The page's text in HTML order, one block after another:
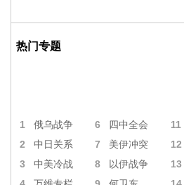
热门专题
1 俄乌战争 6 四中全会 11
2 中日关系 7 美伊冲突 12
3 中美冷战 8 以伊战争 13